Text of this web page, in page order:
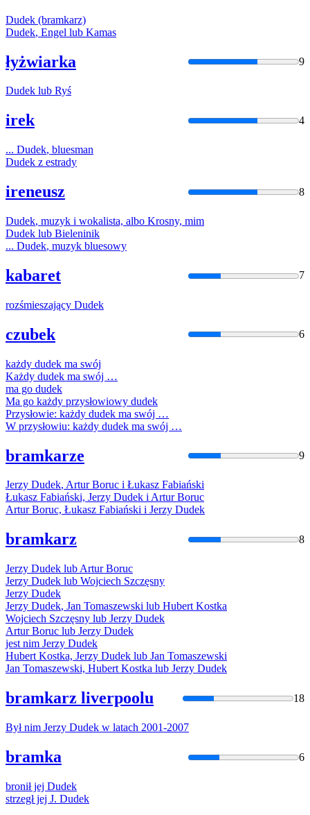
Dudek (bramkarz)
Dudek, Engel lub Kamas
łyżwiarka 9
Dudek lub Ryś
irek 4
... Dudek, bluesman
Dudek z estrady
ireneusz 8
Dudek, muzyk i wokalista, albo Krosny, mim
Dudek lub Bieleninik
... Dudek, muzyk bluesowy
kabaret 7
rozśmieszający Dudek
czubek 6
każdy dudek ma swój
Każdy dudek ma swój …
ma go dudek
Ma go każdy przysłowiowy dudek
Przysłowie: każdy dudek ma swój …
W przysłowiu: każdy dudek ma swój …
bramkarze 9
Jerzy Dudek, Artur Boruc i Łukasz Fabiański
Łukasz Fabiański, Jerzy Dudek i Artur Boruc
Artur Boruc, Łukasz Fabiański i Jerzy Dudek
bramkarz 8
Jerzy Dudek lub Artur Boruc
Jerzy Dudek lub Wojciech Szczęsny
Jerzy Dudek
Jerzy Dudek, Jan Tomaszewski lub Hubert Kostka
Wojciech Szczęsny lub Jerzy Dudek
Artur Boruc lub Jerzy Dudek
jest nim Jerzy Dudek
Hubert Kostka, Jerzy Dudek lub Jan Tomaszewski
Jan Tomaszewski, Hubert Kostka lub Jerzy Dudek
bramkarz liverpoolu 18
Był nim Jerzy Dudek w latach 2001-2007
bramka 6
bronił jej Dudek
strzegł jej J. Dudek